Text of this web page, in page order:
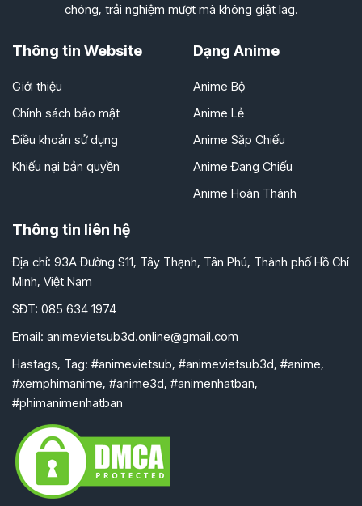
chóng, trải nghiệm mượt mà không giật lag.
Thông tin Website
Giới thiệu
Chính sách bảo mật
Điều khoản sử dụng
Khiếu nại bản quyền
Dạng Anime
Anime Bộ
Anime Lẻ
Anime Sắp Chiếu
Anime Đang Chiếu
Anime Hoàn Thành
Thông tin liên hệ
Địa chỉ: 93A Đường S11, Tây Thạnh, Tân Phú, Thành phố Hồ Chí
Minh, Việt Nam
SĐT: 085 634 1974
Email: animevietsub3d.online@gmail.com
Hastags, Tag: #animevietsub, #animevietsub3d, #anime,
#xemphimanime, #anime3d, #animenhatban,
#phimanimenhatban